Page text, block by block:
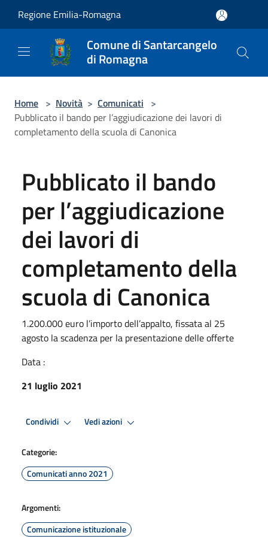
Regione Emilia-Romagna
Comune di Santarcangelo
di Romagna
Home > Novità > Comunicati >
Pubblicato il bando per l’aggiudicazione dei lavori di
completamento della scuola di Canonica
Pubblicato il bando
per l’aggiudicazione
dei lavori di
completamento della
scuola di Canonica
1.200.000 euro l’importo dell’appalto, fissata al 25
agosto la scadenza per la presentazione delle offerte
Data :
21 luglio 2021
Condividi Vedi azioni
Categorie:
Comunicati anno 2021
Argomenti:
Comunicazione istituzionale